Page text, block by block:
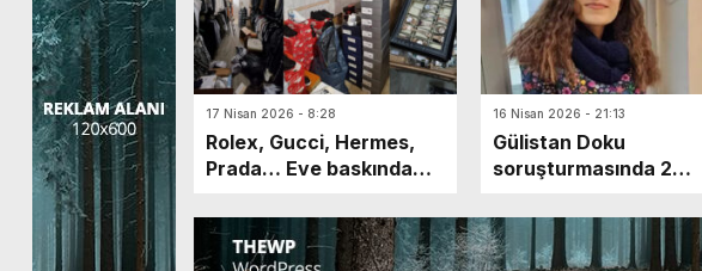
17 Nisan 2026 - 8:28
Rolex, Gucci, Hermes,
Prada… Eve baskında
geçirildi
16 Nisan 2026 - 21:13
Gülistan Doku
soruşturmasında 2